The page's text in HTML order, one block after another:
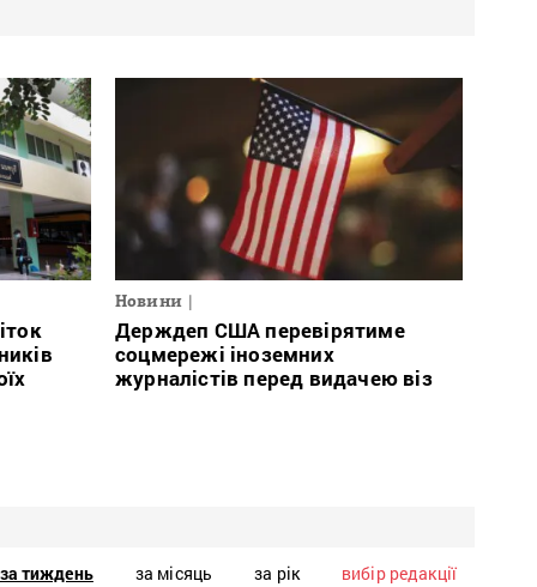
Новини
Держдеп США перевірятиме
соцмережі іноземних
журналістів перед видачею віз
за тиждень за місяць за рік вибір редакції